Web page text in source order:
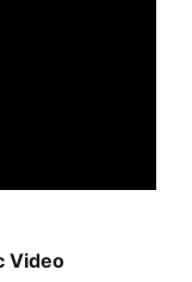
Video